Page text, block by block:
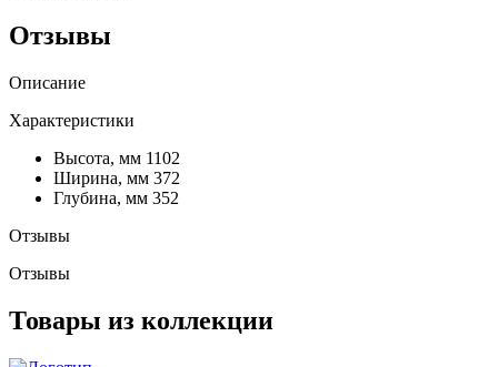
Отзывы
Описание
Характеристики
Высота, мм 1102
Ширина, мм 372
Глубина, мм 352
Отзывы
Отзывы
Товары из коллекции